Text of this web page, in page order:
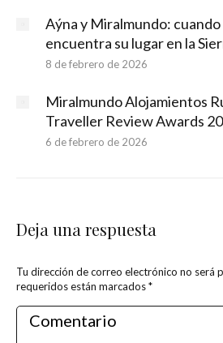
Aýna y Miralmundo:
encuentra su lugar en la
8 de febrero de 2026
Miralmundo Alojamientos
Traveller Review Awards
6 de febrero de 2026
Deja una respuesta
Tu dirección de correo electrónico no será
requeridos están marcados*
Comentario